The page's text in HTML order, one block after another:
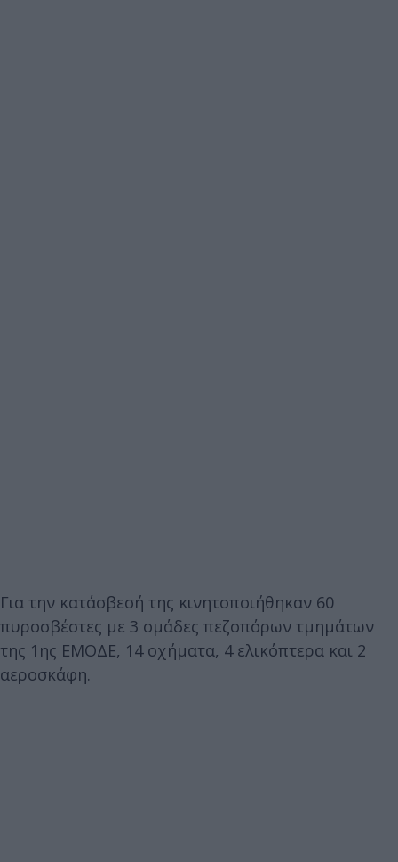
Για την κατάσβεσή της κινητοποιήθηκαν 60
πυροσβέστες με 3 ομάδες πεζοπόρων τμημάτων
της 1ης ΕΜΟΔΕ, 14 οχήματα, 4 ελικόπτερα και 2
αεροσκάφη.